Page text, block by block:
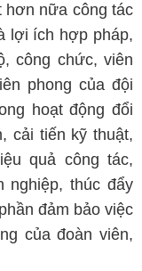
hơn nữa công tác
lợi ích hợp pháp,
công chức, viên
phong của đội
hoạt động đổi
cải tiến kỹ thuật,
quả công tác,
nghiệp, thúc đẩy
đảm bảo việc
của đoàn viên,